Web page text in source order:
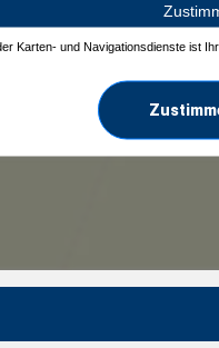
Karten- und Navigationsdienste ist